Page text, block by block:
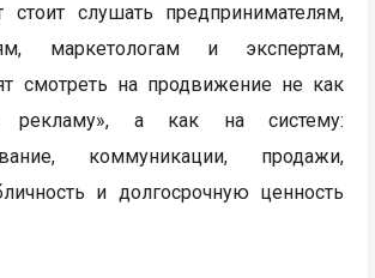
стоит слушать предпринимателям,
маркетологам и экспертам,
смотреть на продвижение не как
рекламу», а как на систему:
коммуникации, продажи,
и долгосрочную ценность